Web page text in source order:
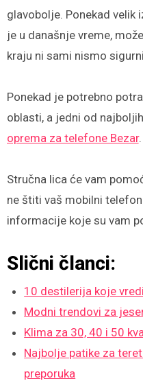
glavobolje. Ponekad velik
je u današnje vreme,
kraju ni sami nismo
Ponekad je potrebno
oblasti, a jedni od
oprema za telefone Bezar.
Stručna lica će vam
ne štiti vaš mobilni
informacije koje su vam
Slični članci:
10 destilerija koje
Modni trendovi za
Klima za 30, 40 i 50
Najbolje patike za
preporuka